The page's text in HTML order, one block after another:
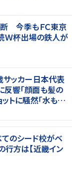
今季もＦＣ東京
Ｗ杯出場の鉄人が
サッカー日本代表
反響「顔面も髪の
トに騒然「水も滴
のシード校がベ
行方は【近畿イン